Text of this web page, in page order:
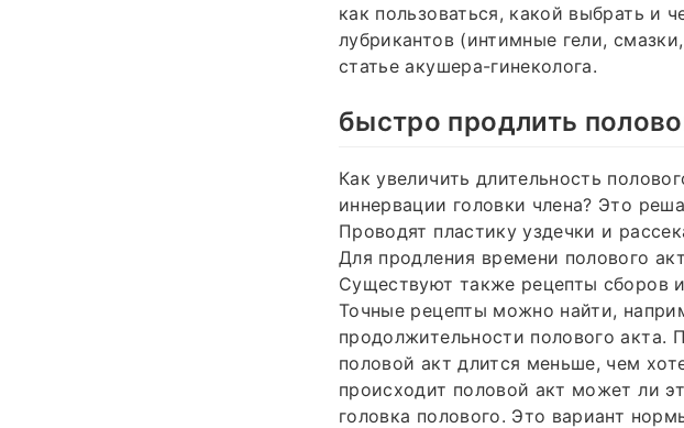
как пользоваться, какой выбрать и
лубрикантов (интимные гели,
статье акушера-гинеколога.
быстро продлить
Как увеличить длительность
иннервации головки члена? Это
Проводят пластику уздечки и
Для продления времени полового
Существуют также рецепты сборов
Точные рецепты можно найти,
продолжительности полового
половой акт длится меньше, чем
происходит половой акт может ли
головка полового. Это вариант